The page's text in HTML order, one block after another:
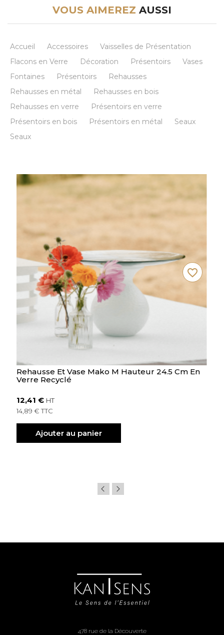
VOUS AIMEREZ AUSSI
Accueil Accessoires
Vaisselles de Présentation
Flacons en Verre
Décoration Présentoirs
Vases
Fontaines
Présentoirs
Rehausses
Rehausses en métal
Rehausses en bois
Rehausses en verre
Présentoirs en verre
Présentoirs en bois
Présentoirs en métal
Seaux
Seaux
Rehausse Et Vase Mako M Hauteur 24.5 Cm En
Verre Recyclé
12,41 € HT
14,89 € TTC
Ajouter au panier
favorite_border
478 rue de la Découverte